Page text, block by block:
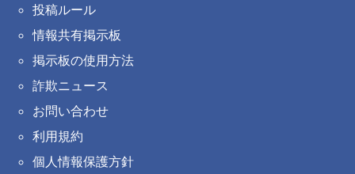
投稿ルール
情報共有掲示板
掲示板の使用方法
詐欺ニュース
お問い合わせ
利用規約
個人情報保護方針